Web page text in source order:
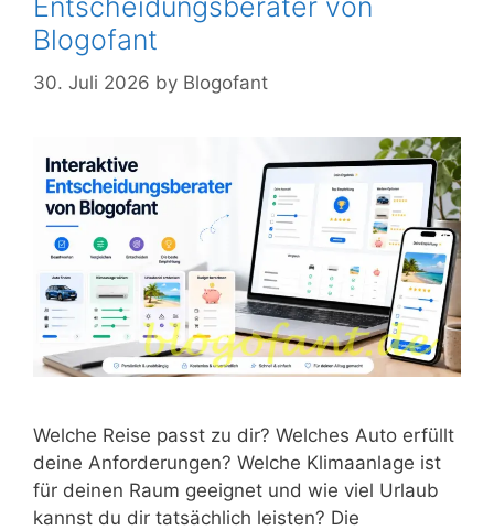
Entscheidungsberater von
Blogofant
30. Juli 2026 by Blogofant
Welche Reise passt zu dir? Welches Auto erfüllt
deine Anforderungen? Welche Klimaanlage ist
für deinen Raum geeignet und wie viel Urlaub
kannst du dir tatsächlich leisten? Die